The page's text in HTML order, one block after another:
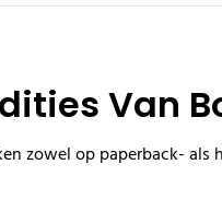
Van
zowel op paperback-